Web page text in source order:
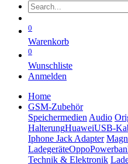
0
Warenkorb
0
Wunschliste
Anmelden
Home
GSM-Zubehör
Speichermedien Audio
HalterungHuaweiUSB-
Iphone Jack Adapter
LadegeräteOppo
Technik & Elektronik